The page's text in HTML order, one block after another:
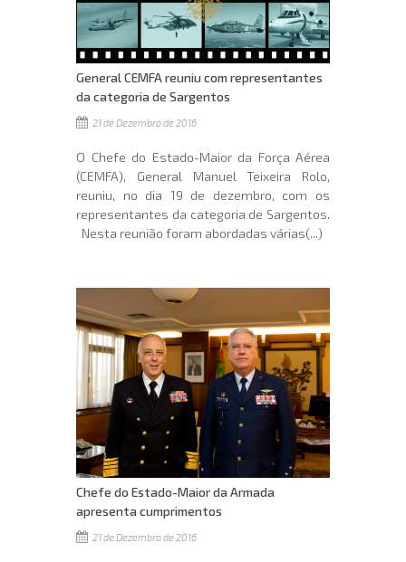
General CEMFA reuniu com representantes
da categoria de Sargentos
21 de Dezembro de 2016
O Chefe do Estado-Maior da Força Aérea
(CEMFA), General Manuel Teixeira Rolo,
reuniu, no dia 19 de dezembro, com os
representantes da categoria de Sargentos.
Nesta reunião foram abordadas várias(...)
Chefe do Estado-Maior da Armada
apresenta cumprimentos
21 de Dezembro de 2016